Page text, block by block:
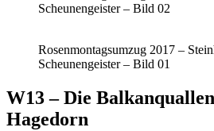
Scheunengeister – Bild 02
Rosenmontagsumzug 2017 –
Scheunengeister – Bild 01
W13 – Die
Hagedorn